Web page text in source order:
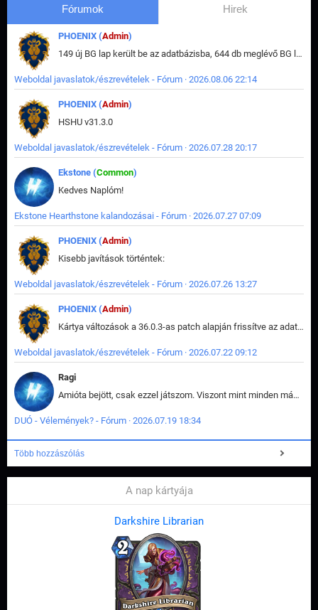
Fórumok Hirek
PHOENIX (Admin)
149 új BG lap került be az adatbázisba, 644 db meglévő BG lap módosult, bekerültek az új képek a megváltozott lapokhoz is.
Weboldal javaslatok/észrevételek - Fórum · 2026.08.06 22:14
PHOENIX (Admin)
HSHU v31.3.0
Weboldal javaslatok/észrevételek - Fórum · 2026.07.28 20:17
Ekstone (Common)
Kedves Naplóm!
Ekstone Hearthstone kalandozásai - Fórum · 2026.07.27 07:09
PHOENIX (Admin)
Kisebb javítások történtek:
Weboldal javaslatok/észrevételek - Fórum · 2026.07.26 13:27
PHOENIX (Admin)
Kártya változások a 36.0.3-as patch alapján frissítve az adatbázisban (képek is cserélve).
Weboldal javaslatok/észrevételek - Fórum · 2026.07.22 09:12
Ragi
Amióta bejött, csak ezzel játszom. Viszont mint minden más - akár az alapjáték is, ez is baromira összetett lett. Néha már pár kör után is esélytelen az egész. Vagy irreállisan túltápol valaki, vagy lelép a partner, vagy csak hülye mint a segg. És amikor eljönne az én időm, na akkor jön el mindenki másé is. Engem jobban érdekelne, hogy ki milyen ratingen szokott játszani. Na ez lenne egy érdekes adat.
DUÓ - Vélemények? - Fórum · 2026.07.19 18:34
Több hozzászólás
A nap kártyája
Darkshire Librarian